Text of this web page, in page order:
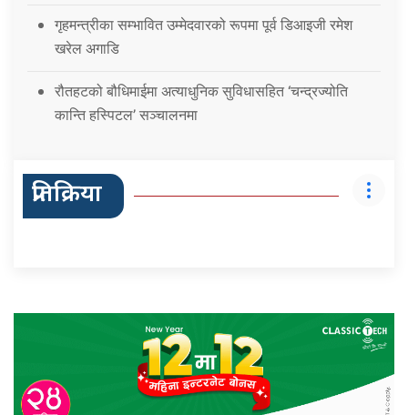
गृहमन्त्रीका सम्भावित उम्मेदवारको रूपमा पूर्व डिआइजी रमेश
खरेल अगाडि
रौतहटको बौधिमाईमा अत्याधुनिक सुविधासहित ‘चन्द्रज्योति
कान्ति हस्पिटल’ सञ्चालनमा
प्रतिक्रिया